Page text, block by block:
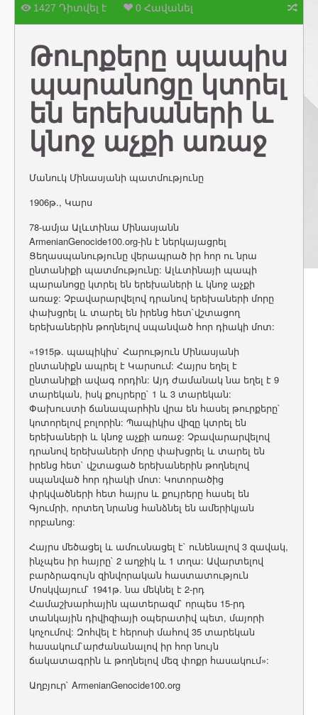
1427 Դիտվել է 0 Հավանել
Թուրքերը պապիս
պարանոցը կտրել
են երեխաների և
կնոջ աչքի առաջ
Մանուկ Մինասյանի պատմությունը
1906թ., Կարս
78-ամյա Ալևտինա Մինասյանն
ArmenianGenocide100.org-ին է ներկայացրել
Ցեղասպանությունը վերապրած իր հոր ու նրա
ընտանիքի պատմությունը: Ալևտինայի պապի
պարանոցը կտրել են երեխաների և կնոջ աչքի
առաջ: Չբավարարվելով դրանով երեխաների մորը
փախցրել և տարել են իրենց հետ`վշտացող
երեխաներին թողնելով սպանված հոր դիակի մոտ:
«1915թ. պապիկիս` Հարություն Մինասյանի
ընտանիքն ապրել է Կարսում: Հայրս եղել է
ընտանիքի ավագ որդին: Այդ ժամանակ նա եղել է 9
տարեկան, իսկ քույրերը` 1 և 3 տարեկան:
Փախուստի ճանապարհին վրա են հասել թուրքերը`
կոտորելով բոլորին: Պապիկիս վիզը կտրել են
երեխաների և կնոջ աչքի առաջ: Չբավարարվելով
դրանով երեխաների մորը փախցրել և տարել են
իրենց հետ` վշտացած երեխաներին թողնելով
սպանված հոր դիակի մոտ: Կոտորածից
փրկվածների հետ հայրս և քույրերը հասել են
Գյումրի, որտեղ նրանց հանձնել են ամերիկյան
որբանոց:
Հայրս մեծացել և ամուսնացել է` ունենալով 3 զավակ,
ինչպես իր հայրը` 2 աղջիկ և 1 տղա: Ավարտելով
բարձրագույն զինվորական հաստատություն
Մոսկվայում` 1941թ. նա մեկնել է 2-րդ
Համաշխարհային պատերազմ` որպես 15-րդ
տանկային դիվիզիայի օպերատիվ պետ, մայորի
կոչումով: Զոհվել է հերոսի մահով 35 տարեկան
հասակում`արժանանալով իր հոր նույն
ճակատագրին և թողնելով մեզ փոքր հասակում»:
Աղբյուր` ArmenianGenocide100.org